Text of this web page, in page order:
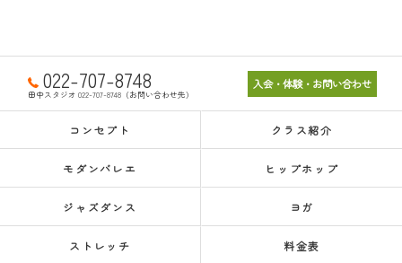
022-707-8748
田中スタジオ 022-707-8748（お問い合わせ先）
入会・体験・お問い合わせ
コンセプト クラス紹介
モダンバレエ ヒップホップ
ジャズダンス ヨガ
ストレッチ 料金表